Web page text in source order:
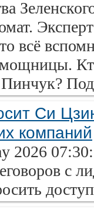
всё
Си
компаний
2026
с